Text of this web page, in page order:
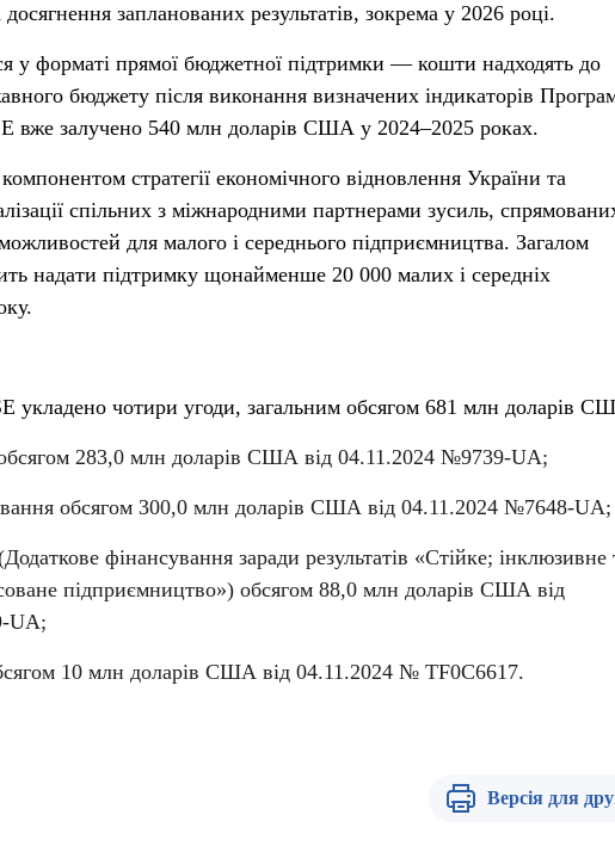
запланованих результатів, зокрема у 2026 році.
у форматі прямої бюджетної підтримки — кошти надходять до
бюджету після виконання визначених індикаторів
вже залучено 540 млн доларів США у 2024–2025 роках.
стратегії економічного відновлення України та
спільних з міжнародними партнерами зусиль,
для малого і середнього підприємництва. Загалом
надати підтримку щонайменше 20 000 малих і середніх
укладено чотири угоди, загальним обсягом 681 млн доларів
283,0 млн доларів США від 04.11.2024 №9739-UA;
обсягом 300,0 млн доларів США від 04.11.2024 №7648-UA;
фінансування заради результатів «Стійке; інклюзивне
підприємництво») обсягом 88,0 млн доларів США від
UA;
10 млн доларів США від 04.11.2024 № TF0C6617.
Версія для